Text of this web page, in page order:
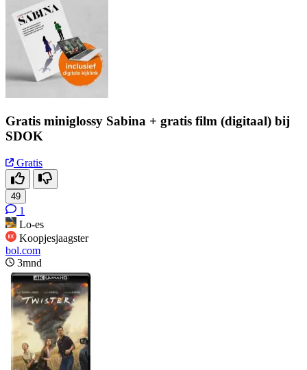
Gratis miniglossy Sabina + gratis film (digitaal) bij
SDOK
Gratis
49
1
Lo-es
Koopjesjaagster
bol.com
3mnd